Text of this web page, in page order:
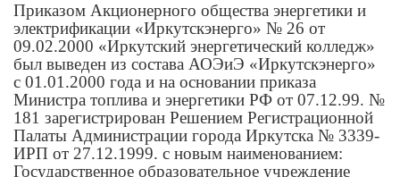
Приказом Акционерного общества энергетики и
электрификации «Иркутскэнерго» № 26 от
09.02.2000 «Иркутский энергетический колледж»
был выведен из состава АОЭиЭ «Иркутскэнерго»
с 01.01.2000 года и на основании приказа
Министра топлива и энергетики РФ от 07.12.99. №
181 зарегистрирован Решением Регистрационной
Палаты Администрации города Иркутска № 3339-
ИРП от 27.12.1999. с новым наименованием:
Государственное образовательное учреждение